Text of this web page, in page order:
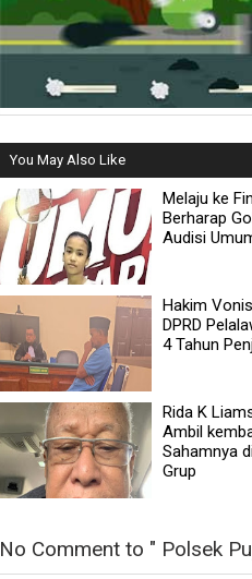
You May Also Like
Melaju ke
Berharap
Audisi
Hakim
DPRD
4 Tahun
Rida K
Ambil
Sahamnya
Grup
No Comment to " Polsek